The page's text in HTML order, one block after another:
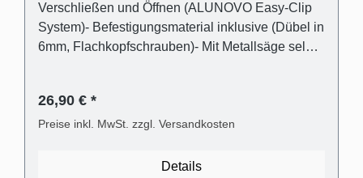
Verschließen und Öffnen (ALUNOVO Easy-Clip
System)- Befestigungsmaterial inklusive (Dübel in
6mm, Flachkopfschrauben)- Mit Metallsäge selbst
Titanium seidenmatt metallic gebürstet lackiert
aus Aluminium- 1 Stk. Kabelkanalträger aus
gängigsten Wandarten- Kreuzschlitz
26,90 € *
Preise inkl. MwSt. zzgl. Versandkosten
Details